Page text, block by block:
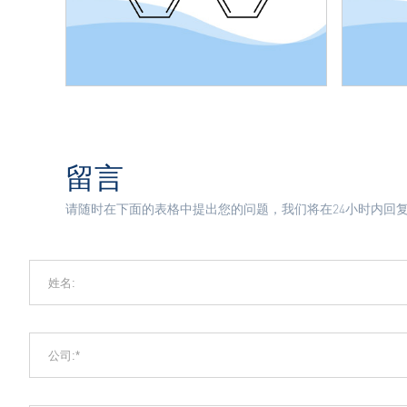
留言
请随时在下面的表格中提出您的问题，我们将在24小时内回